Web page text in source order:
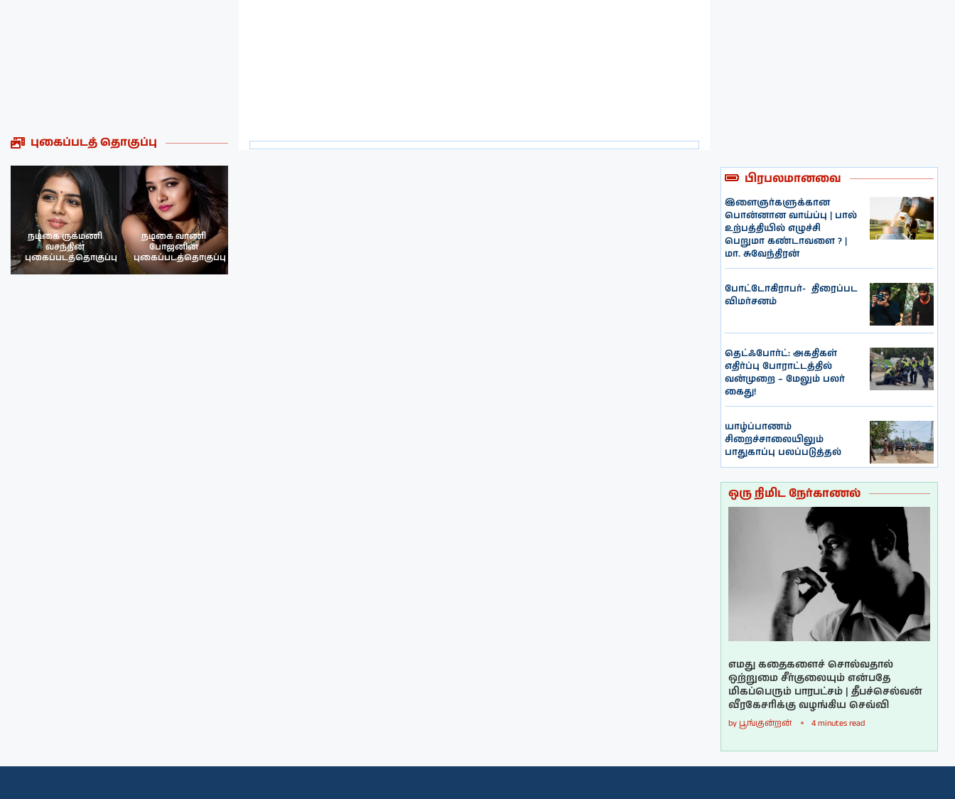
புகைப்படத் தொகுப்பு
நடிகை ருக்மணி
வசந்தின்
புகைப்படத்தொகுப்பு
நடிகை வாணி
போஜனின்
புகைப்படத்தொகுப்பு
பிரபலமானவை
இளைஞர்களுக்கான
பொன்னான வாய்ப்பு | பால்
உற்பத்தியில் எழுச்சி
பெறுமா கண்டாவளை ? |
மா. சுவேந்திரன்
போட்டோகிராபர்- ‌ திரைப்பட
விமர்சனம்
தெட்ஃபோர்ட்: அகதிகள்
எதிர்ப்பு போராட்டத்தில்
வன்முறை – மேலும் பலர்
கைது!
யாழ்ப்பாணம்
சிறைச்சாலையிலும்
பாதுகாப்பு பலப்படுத்தல்
ஒரு நிமிட நேர்காணல்
எமது கதைகளைச் சொல்வதால்
ஒற்றுமை சீர்குலையும் என்பதே
மிகப்பெரும் பாரபட்சம் | தீபச்செல்வன்
வீரகேசரிக்கு வழங்கிய செவ்வி
by பூங்குன்றன் 4 minutes read